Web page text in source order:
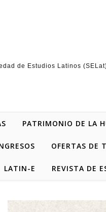
de Estudios Latinos
PATRIMONIO DE LA
OFERTAS DE
LATIN-E REVISTA DE